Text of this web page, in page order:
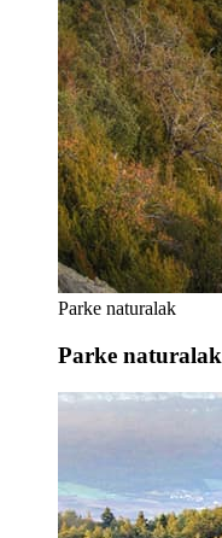
Parke naturalak
Parke naturalak